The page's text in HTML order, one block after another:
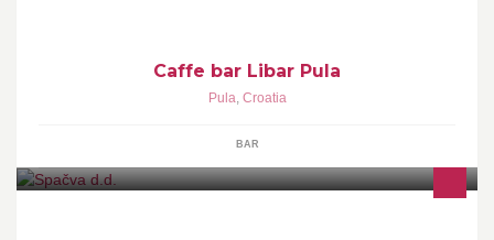
Caffe bar Libar Pula
Pula, Croatia
BAR